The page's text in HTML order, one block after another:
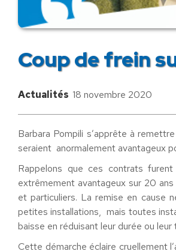
Coup de frein
Actualités 18 novembre 2020
Barbara Pompili s’apprête à
seraient anormalement avantageux
Rappelons que ces contrats
extrêmement avantageux sur 20
et particuliers. La remise en cause
petites installations, mais toutes
baisse en réduisant leur durée ou leur
Cette démarche éclaire cruellement